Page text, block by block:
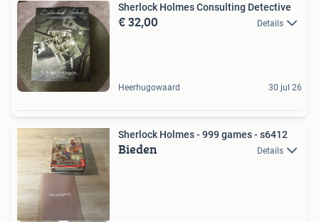
Sherlock Holmes Consulting Detective
€ 32,00 Details
Heerhugowaard 30 jul 26
Sherlock Holmes - 999 games - s6412
Bieden Details